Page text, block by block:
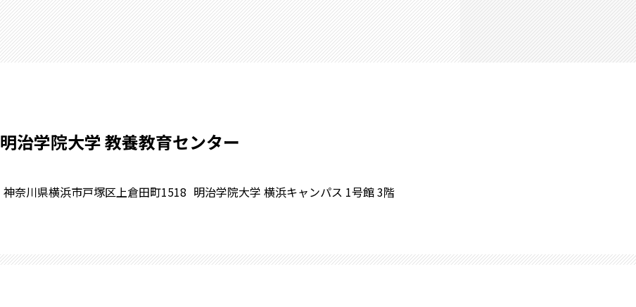
明治学院大学 教養教育センター
神奈川県横浜市戸塚区上倉田町1518 明治学院大学 横浜キャンパス 1号館 3階